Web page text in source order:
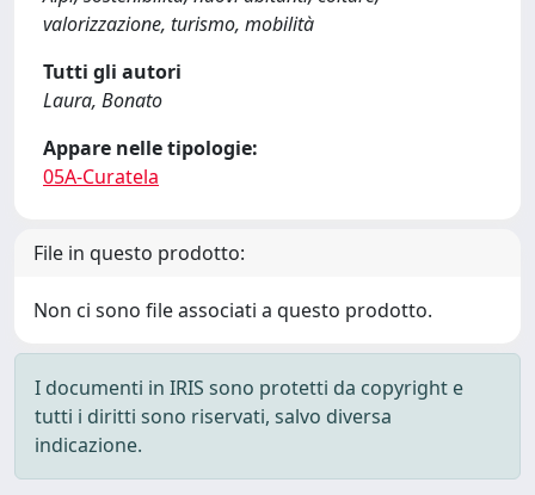
valorizzazione, turismo, mobilità
Tutti gli autori
Laura, Bonato
Appare nelle tipologie:
05A-Curatela
File in questo prodotto:
Non ci sono file associati a questo prodotto.
I documenti in IRIS sono protetti da copyright e
tutti i diritti sono riservati, salvo diversa
indicazione.